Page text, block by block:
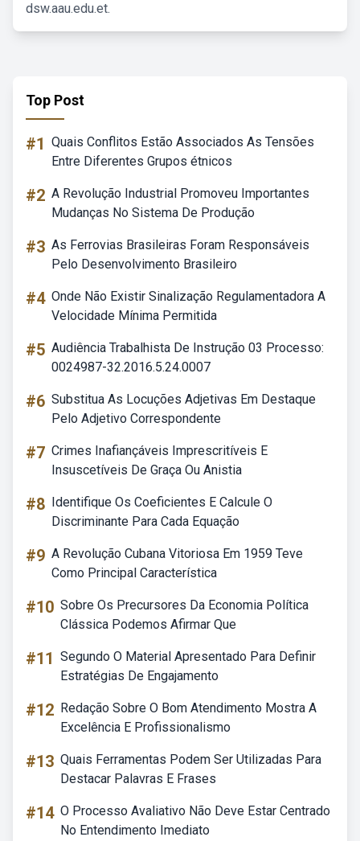
dsw.aau.edu.et.
Top Post
#1 Quais Conflitos Estão Associados As Tensões
Entre Diferentes Grupos étnicos
#2 A Revolução Industrial Promoveu Importantes
Mudanças No Sistema De Produção
#3 As Ferrovias Brasileiras Foram Responsáveis
Pelo Desenvolvimento Brasileiro
#4 Onde Não Existir Sinalização Regulamentadora A
Velocidade Mínima Permitida
#5 Audiência Trabalhista De Instrução 03 Processo:
0024987-32.2016.5.24.0007
#6 Substitua As Locuções Adjetivas Em Destaque
Pelo Adjetivo Correspondente
#7 Crimes Inafiançáveis Imprescritíveis E
Insuscetíveis De Graça Ou Anistia
#8 Identifique Os Coeficientes E Calcule O
Discriminante Para Cada Equação
#9 A Revolução Cubana Vitoriosa Em 1959 Teve
Como Principal Característica
#10 Sobre Os Precursores Da Economia Política
Clássica Podemos Afirmar Que
#11 Segundo O Material Apresentado Para Definir
Estratégias De Engajamento
#12 Redação Sobre O Bom Atendimento Mostra A
Excelência E Profissionalismo
#13 Quais Ferramentas Podem Ser Utilizadas Para
Destacar Palavras E Frases
#14 O Processo Avaliativo Não Deve Estar Centrado
No Entendimento Imediato